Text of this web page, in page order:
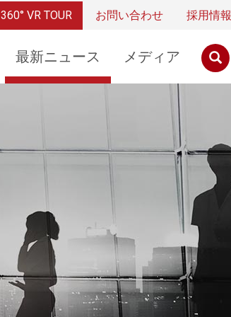
360° VR TOUR お問い合わせ 採用情報
最新ニュース メディア